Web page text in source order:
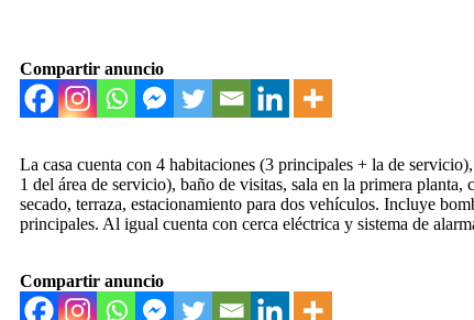
Compartir anuncio
La casa cuenta con 4 habitaciones (3 principales + la de
1 del área de servicio), baño de visitas, sala en la primera
secado, terraza, estacionamiento para dos vehículos. Incluye
principales. Al igual cuenta con cerca eléctrica y sistema de
Compartir anuncio